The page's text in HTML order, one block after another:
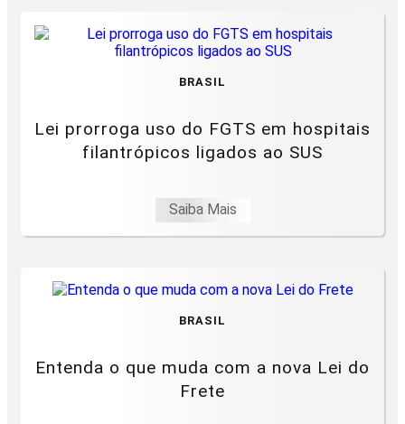
BRASIL
Lei prorroga uso do FGTS em hospitais
filantrópicos ligados ao SUS
Saiba Mais
BRASIL
Entenda o que muda com a nova Lei do
Frete